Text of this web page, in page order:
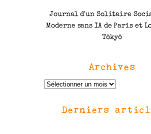
Journal d'un Solitaire
Moderne sans IA de Paris et
Tôkyô
Archives
A
Derniers